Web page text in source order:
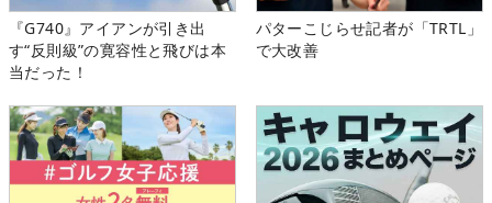
『G740』アイアンが引き出
す“反則級”の寛容性と飛びは本
当だった！
パターこじらせ記者が「TRTL」
で大改善